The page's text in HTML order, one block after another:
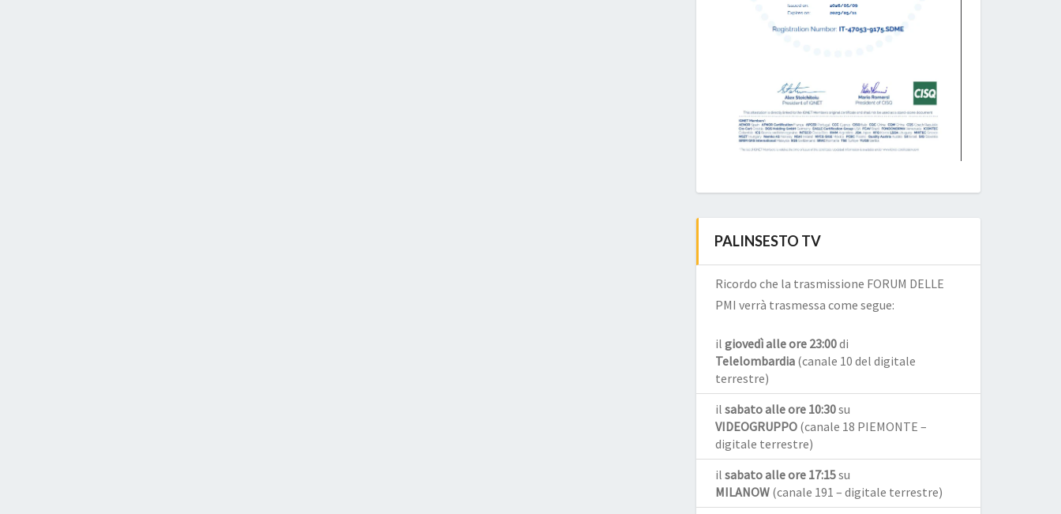
PALINSESTO TV
Ricordo che la trasmissione FORUM DELLE
PMI verrà trasmessa come segue:
il giovedì alle ore 23:00di
Telelombardia (canale 10 del digitale
terrestre)
il sabato alle ore 10:30su
VIDEOGRUPPO (canale 18 PIEMONTE –
digitale terrestre)
il sabato alle ore 17:15su
MILANOW (canale 191 – digitale terrestre)